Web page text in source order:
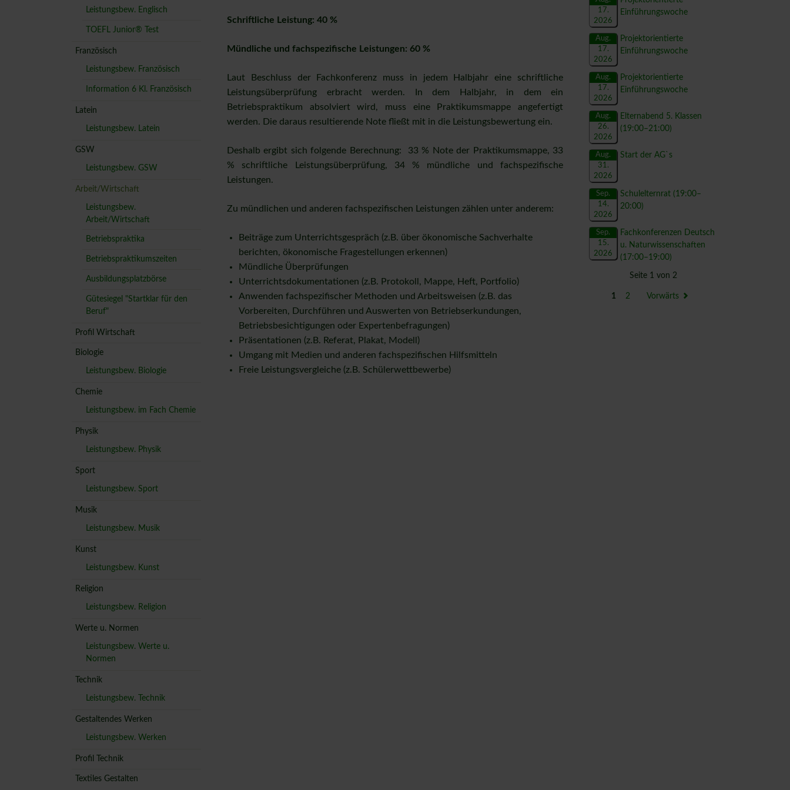
Extreme Witterung
Schüler-Schüler Lernhilfe
Sozialpädagogik
Michael Firzlaff
Downloads
Physik
Leistungsbew. Sport
Kunst
Leistungsbew. Kunst
Religion
Leistungsbew. Religion
Werte u. Normen
Leistungsbew. Werte u. Normen
Gestaltendes Werken
Hauswirtschaft
Leistungsbew. Hauswirtschaft
Begrüßung der neuen 5.Klassen
ENTER-Projekt
Schriftliche Leistung: 40 %
Mündliche und fachspezifische Leistungen: 60 %
Laut Beschluss der Fachkonferenz muss in jedem Halbjahr eine schriftliche
Leistungsüberprüfung erbracht werden. In dem Halbjahr, in dem ein
Betriebspraktikum absolviert wird, muss eine Praktikumsmappe angefertigt
werden. Die daraus resultierende Note fließt mit in die Leistungsbewertung ein.
Deshalb ergibt sich folgende Berechnung: 33 % Note der Praktikumsmappe, 33
% schriftliche Leistungsüberprüfung, 34 % mündliche und fachspezifische
Leistungen.
Zu mündlichen und anderen fachspezifischen Leistungen zählen unter anderem:
Beiträge zum Unterrichtsgespräch (z.B. über ökonomische Sachverhalte
berichten, ökonomische Fragestellungen erkennen)
Mündliche Überprüfungen
Unterrichtsdokumentationen (z.B. Protokoll, Mappe, Heft, Portfolio)
Anwenden fachspezifischer Methoden und Arbeitsweisen (z.B. das
Vorbereiten, Durchführen und Auswerten von Betriebserkundungen,
Betriebsbesichtigungen oder Expertenbefragungen)
Präsentationen (z.B. Referat, Plakat, Modell)
Umgang mit Medien und anderen fachspezifischen Hilfsmitteln
Freie Leistungsvergleiche (z.B. Schülerwettbewerbe)
Leistungsbew. Englisch
TOEFL Junior® Test
Französisch
Leistungsbew. Französisch
Information 6 Kl. Französisch
Latein
Leistungsbew. Latein
GSW
Leistungsbew. GSW
Arbeit/Wirtschaft
Leistungsbew.
Arbeit/Wirtschaft
Betriebspraktika
Betriebspraktikumszeiten
Ausbildungsplatzbörse
Gütesiegel "Startklar für den
Beruf"
Profil Wirtschaft
Biologie
Leistungsbew. Biologie
Chemie
Leistungsbew. im Fach Chemie
Physik
Leistungsbew. Physik
Sport
Leistungsbew. Sport
Musik
Leistungsbew. Musik
Kunst
Leistungsbew. Kunst
Religion
Leistungsbew. Religion
Werte u. Normen
Leistungsbew. Werte u.
Normen
Technik
Leistungsbew. Technik
Gestaltendes Werken
Leistungsbew. Werken
Profil Technik
Textiles Gestalten
17.
2026
Einführungswoche
Aug.
17.
2026
Projektorientierte
Einführungswoche
Aug.
17.
2026
Projektorientierte
Einführungswoche
Aug.
26.
2026
Elternabend 5. Klassen
(19:00–21:00)
Aug.
31.
2026
Start der AG`s
Sep.
14.
2026
Schulelternrat (19:00–
20:00)
Sep.
15.
2026
Fachkonferenzen Deutsch
u. Naturwissenschaften
(17:00–19:00)
Seite 1 von 2
1 2 Vorwärts